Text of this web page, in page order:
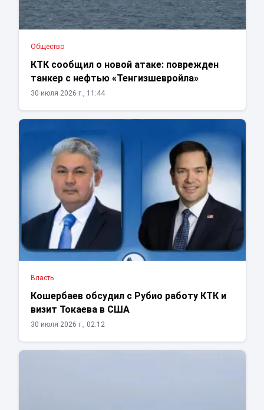
Общество
КТК сообщил о новой атаке: поврежден
танкер с нефтью «Тенгизшевройла»
30 июля 2026 г., 11:44
Власть
Кошербаев обсудил с Рубио работу КТК и
визит Токаева в США
30 июля 2026 г., 02:12